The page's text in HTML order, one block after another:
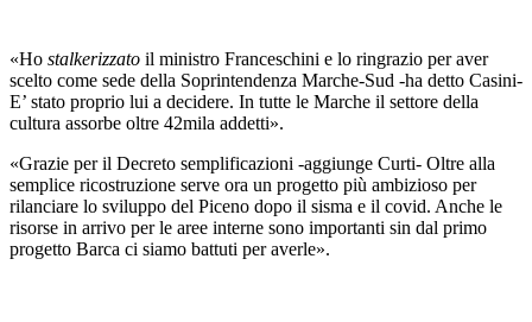
«Ho stalkerizzato il ministro Franceschini e lo ringrazio per aver
scelto come sede della Soprintendenza Marche-Sud -ha detto Casini-
E’ stato proprio lui a decidere. In tutte le Marche il settore della
cultura assorbe oltre 42mila addetti».
«Grazie per il Decreto semplificazioni -aggiunge Curti- Oltre alla
semplice ricostruzione serve ora un progetto più ambizioso per
rilanciare lo sviluppo del Piceno dopo il sisma e il covid. Anche le
risorse in arrivo per le aree interne sono importanti sin dal primo
progetto Barca ci siamo battuti per averle».